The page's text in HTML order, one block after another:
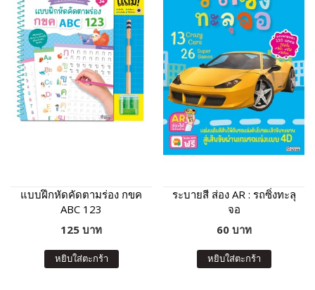
แบบฝึกหัดคัดตามร่อง กขค
ABC 123
125 บาท
หยิบใส่ตะกร้า
ระบายสี ส่อง AR : รถซิ่งทะลุ
จอ
60 บาท
หยิบใส่ตะกร้า